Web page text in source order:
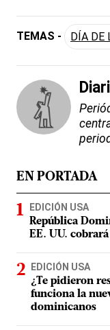
TEMAS - DÍA DE
EN PORTADA
EDICIÓN USA
República
EE. UU.
EDICIÓN USA
¿Te pidieron
funciona la
dominicanos